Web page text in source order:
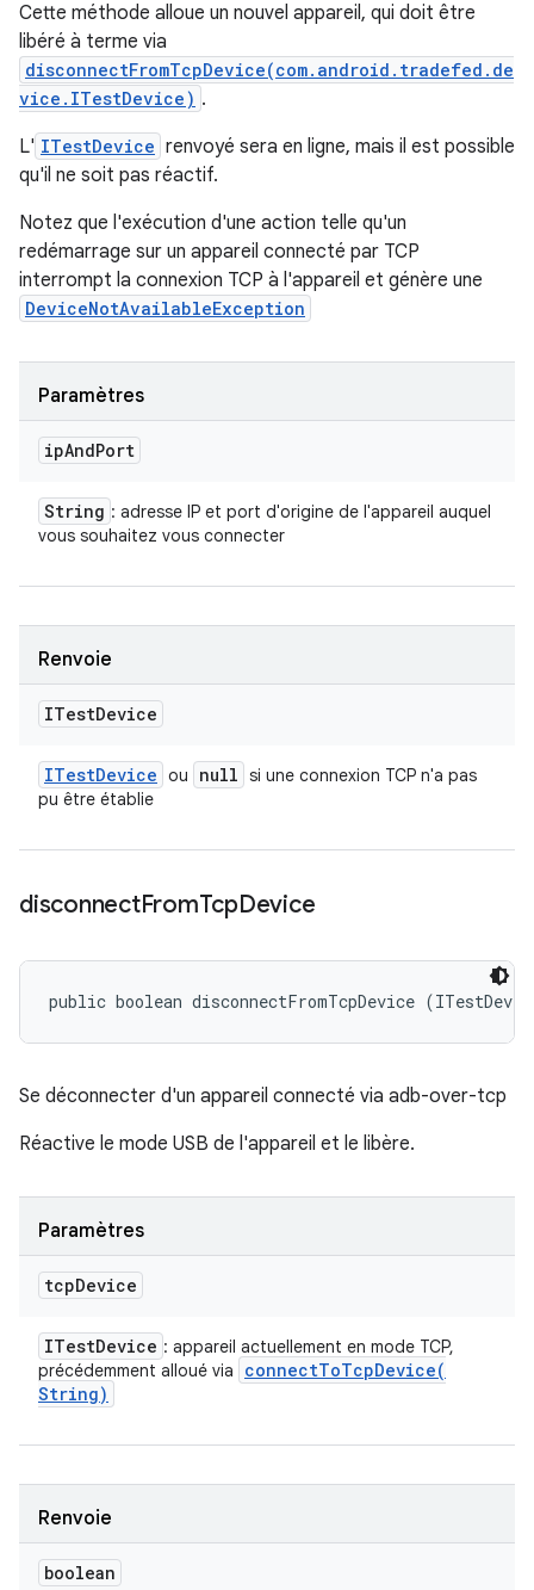
Cette méthode alloue un nouvel appareil, qui doit être
libéré à terme via
disconnectFromTcpDevice(com.android.tradefed.de
vice.ITestDevice) .
L' ITestDevice renvoyé sera en ligne, mais il est possible
qu'il ne soit pas réactif.
Notez que l'exécution d'une action telle qu'un
redémarrage sur un appareil connecté par TCP
interrompt la connexion TCP à l'appareil et génère une
DeviceNotAvailableException
Paramètres
ipAndPort
String : adresse IP et port d'origine de l'appareil auquel
vous souhaitez vous connecter
Renvoie
ITestDevice
ITestDevice ou null si une connexion TCP n'a pas
pu être établie
disconnectFromTcpDevice
public boolean disconnectFromTcpDevice
Se déconnecter d'un appareil connecté via adb-over-tcp
Réactive le mode USB de l'appareil et le libère.
Paramètres
tcpDevice
ITestDevice : appareil actuellement en mode TCP,
précédemment alloué via
connectToTcpDevice(
String)
Renvoie
boolean